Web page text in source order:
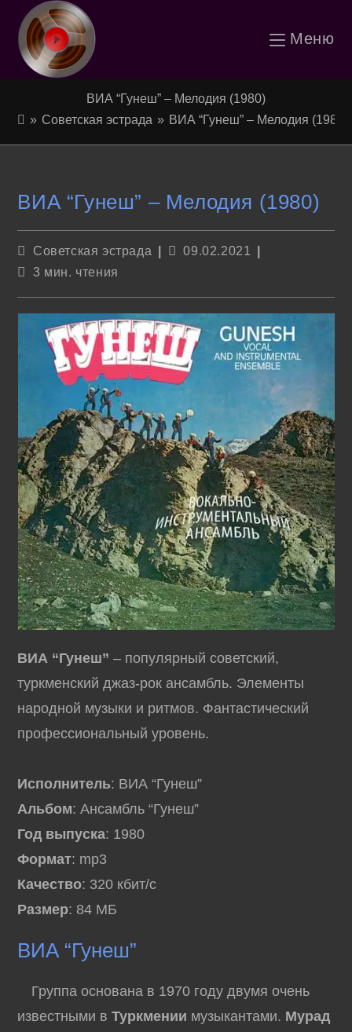
Перейти
содержимому
Меню
ВИА “Гунеш” – Мелодия (1980)
» Советская эстрада » ВИА “Гунеш” – Мелодия (1980)
ВИА “Гунеш” – Мелодия (1980)
Рубрика
Советская эстрада
Запись
09.02.2021
Время
3 мин. чтения
ВИА “Гунеш” – популярный советский,
туркменский джаз-рок ансамбль. Элементы
народной музыки и ритмов. Фантастический
профессиональный уровень.
Исполнитель: ВИА “Гунеш”
Альбом: Ансамбль “Гунеш”
Год выпуска: 1980
Формат: mp3
Качество: 320 кбит/с
Размер: 84 МБ
ВИА “Гунеш”
Группа основана в 1970 году двумя очень
известными вТуркмении музыкантами. Мурад